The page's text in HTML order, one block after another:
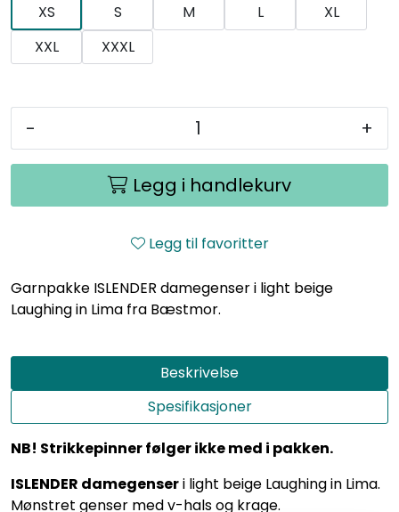
XS
S M L
XL
XXL
XXXL
- +
Legg i handlekurv
Legg til favoritter
Garnpakke ISLENDER damegenser i light beige
Laughing in Lima fra Bæstmor.
Beskrivelse
Spesifikasjoner
NB! Strikkepinner følger ikke med i pakken.
ISLENDER damegenseri light beige Laughing in Lima.
Mønstret genser med v-hals og krage.